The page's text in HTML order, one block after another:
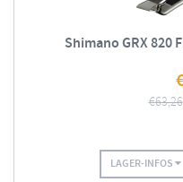
Shimano GRX 820
€63,26
LAGER-INFOS